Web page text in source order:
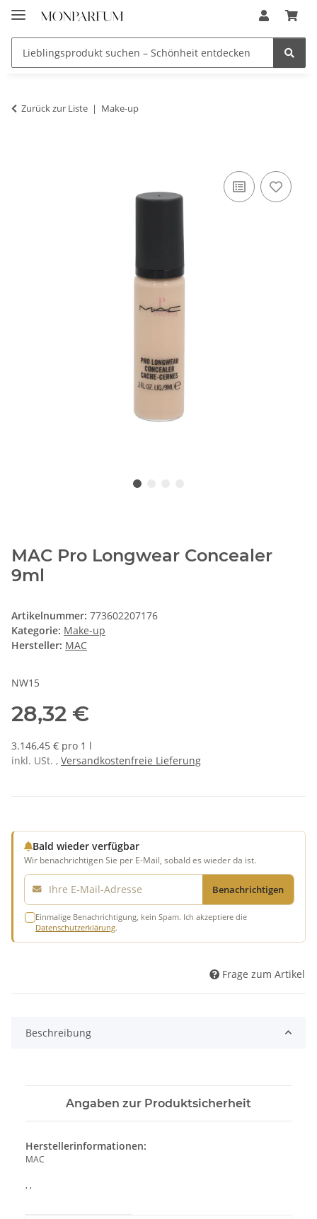
Zurück zur Liste Make-up
MAC Pro Longwear Concealer
9ml
Artikelnummer: 773602207176
Kategorie: Make-up
Hersteller: MAC
NW15
28,32 €
3.146,45 € pro 1 l
inkl. USt. , Versandkostenfreie Lieferung
Bald wieder verfügbar
Wir benachrichtigen Sie per E-Mail, sobald es wieder da ist.
E-Mail
Benachrichtigen
Einmalige Benachrichtigung, kein Spam. Ich akzeptiere die
Datenschutzerklärung.
Frage zum Artikel
Beschreibung
Angaben zur Produktsicherheit
Herstellerinformationen:
MAC
, ,